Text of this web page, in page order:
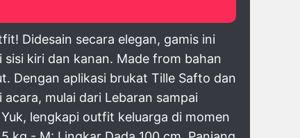
Didesain secara elegan, gamis ini
kiri dan kanan. Made from bahan
Dengan aplikasi brukat Tille Safto dan
mulai dari Lebaran sampai
lengkapi outfit keluarga di momen